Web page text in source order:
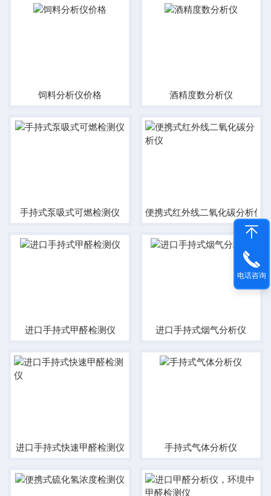
饲料分析仪价格 酒精度数分析仪
手持式泵吸式可燃检测仪 便携式红外线二氧化碳分析仪
进口手持式甲醛检测仪 进口手持式烟气分析仪
进口手持式快速甲醛检测仪 手持式气体分析仪
电话咨询